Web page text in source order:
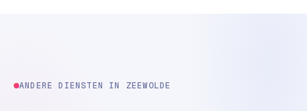
o
ANDERE DIENSTEN IN ZEEWOLDE